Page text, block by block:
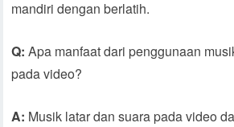
mandiri dengan berlatih.
Q: Apa manfaat dari penggunaan
pada video?
A: Musik latar dan suara pada video